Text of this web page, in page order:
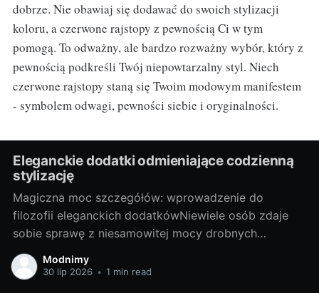
dobrze. Nie obawiaj się dodawać do swoich stylizacji
koloru, a czerwone rajstopy z pewnością Ci w tym
pomogą. To odważny, ale bardzo rozważny wybór, który z
pewnością podkreśli Twój niepowtarzalny styl. Niech
czerwone rajstopy staną się Twoim modowym manifestem
- symbolem odwagi, pewności siebie i oryginalności.
Eleganckie dodatki odmieniające codzienną
stylizację
Magiczna moc szczegółów: wprowadzenie do
filozofii eleganckich dodatkówNiewiele osób zdaje
sobie sprawę z niesamowitej mocy drobnych
dodatków, jakie oferuje moda. Czasem odpowiednio
dobrany element, useknący kolor akcentu lub
Modnimy
30 lip 2026 • 1 min read